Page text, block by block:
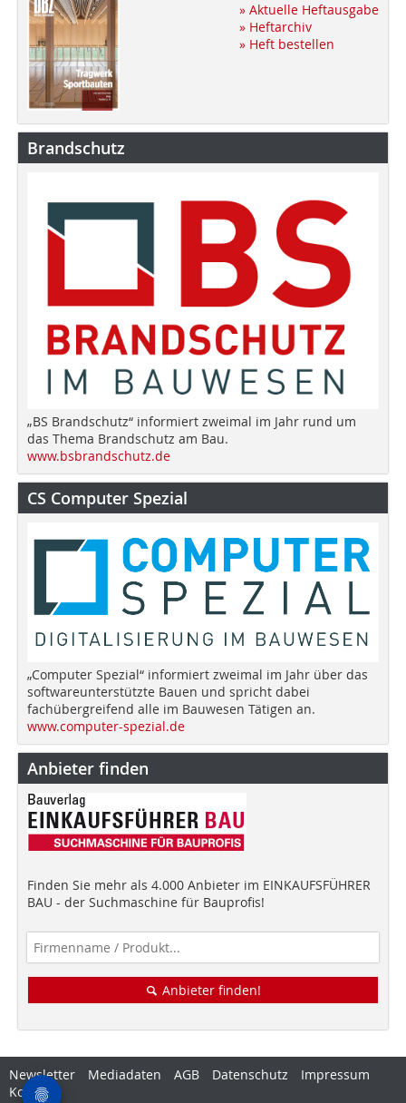
» Aktuelle Heftausgabe
» Heftarchiv
» Heft bestellen
Brandschutz
„BS Brandschutz“ informiert zweimal im Jahr rund um
das Thema Brandschutz am Bau.
www.bsbrandschutz.de
CS Computer Spezial
„Computer Spezial“ informiert zweimal im Jahr über das
softwareunterstützte Bauen und spricht dabei
fachübergreifend alle im Bauwesen Tätigen an.
www.computer-spezial.de
Anbieter finden
Finden Sie mehr als 4.000 Anbieter im EINKAUFSFÜHRER
BAU - der Suchmaschine für Bauprofis!
Anbieter finden!
Newsletter Mediadaten AGB Datenschutz
Impressum
Kontakt